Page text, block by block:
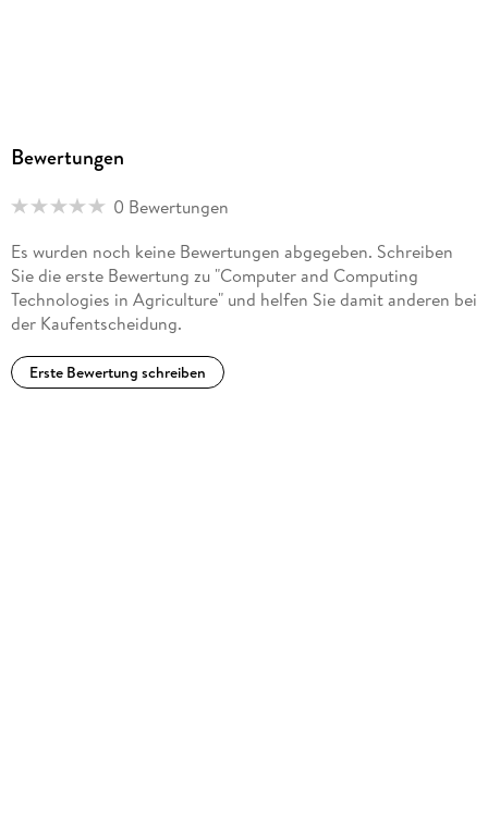
Bewertungen
0 Bewertungen
Es wurden noch keine Bewertungen abgegeben. Schreiben
Sie die erste Bewertung zu "Computer and Computing
Technologies in Agriculture" und helfen Sie damit anderen bei
der Kaufentscheidung.
Erste Bewertung schreiben